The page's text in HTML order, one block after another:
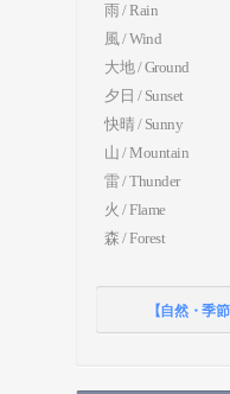
雨 / Rain
風 / Wind
大地 / Ground
夕日 / Sunset
快晴 / Sunny
山 / Mountain
雷 / Thunder
火 / Flame
森 / Forest
【自然・季